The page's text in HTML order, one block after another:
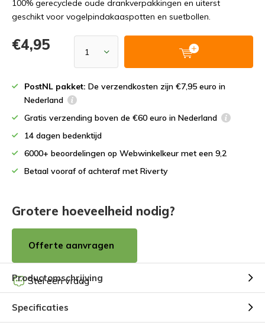
100% gerecyclede oude drankverpakkingen en uiterst
geschikt voor vogelpindakaaspotten en suetbollen.
€4,95
PostNL pakket: De verzendkosten zijn €7,95 euro in
Nederland
Gratis verzending boven de €60 euro in Nederland
14 dagen bedenktijd
6000+ beoordelingen op Webwinkelkeur met een 9,2
Betaal vooraf of achteraf met Riverty
Grotere hoeveelheid nodig?
Offerte aanvragen
Stel een vraag
Productomschrijving
Specificaties